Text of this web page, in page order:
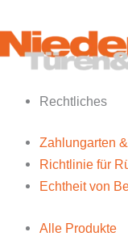
Rechtliches
Zahlungarten
Richtlinie für
Echtheit von
Alle Produkte